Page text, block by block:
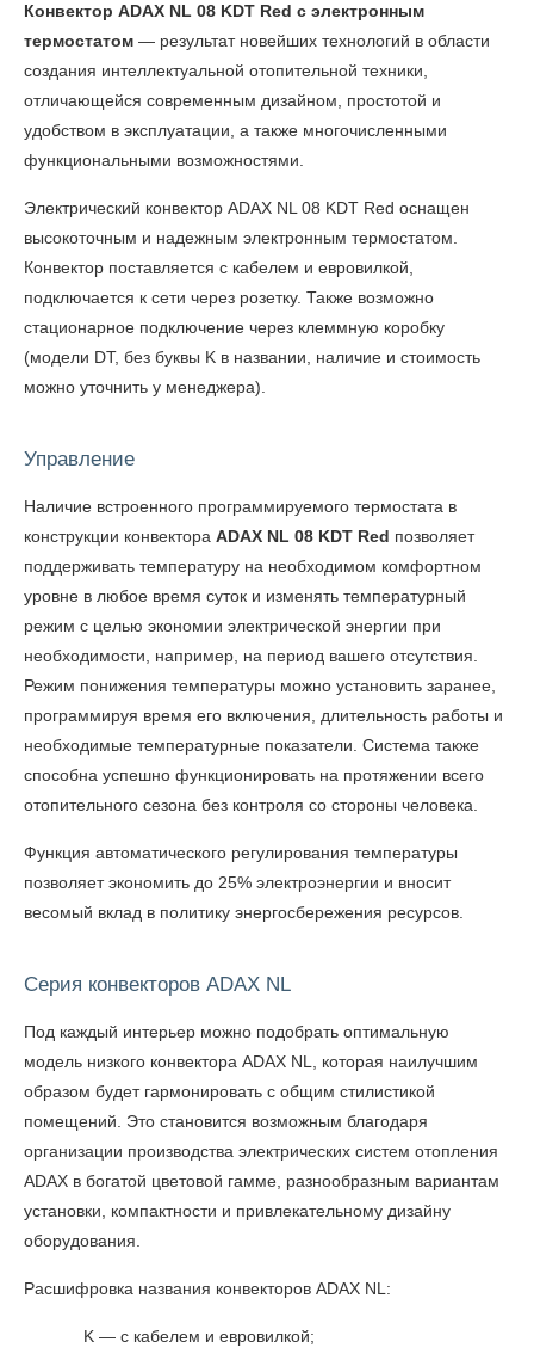
Конвектор ADAX NL 08 KDT Red с электронным
термостатом — результат новейших технологий в области
создания интеллектуальной отопительной техники,
отличающейся современным дизайном, простотой и
удобством в эксплуатации, а также многочисленными
функциональными возможностями.
Электрический конвектор ADAX NL 08 KDT Red оснащен
высокоточным и надежным электронным термостатом.
Конвектор поставляется с кабелем и евровилкой,
подключается к сети через розетку. Также возможно
стационарное подключение через клеммную коробку
(модели DT, без буквы K в названии, наличие и стоимость
можно уточнить у менеджера).
Управление
Наличие встроенного программируемого термостата в
конструкции конвектора ADAX NL 08 KDT Red позволяет
поддерживать температуру на необходимом комфортном
уровне в любое время суток и изменять температурный
режим с целью экономии электрической энергии при
необходимости, например, на период вашего отсутствия.
Режим понижения температуры можно установить заранее,
программируя время его включения, длительность работы и
необходимые температурные показатели. Система также
способна успешно функционировать на протяжении всего
отопительного сезона без контроля со стороны человека.
Функция автоматического регулирования температуры
позволяет экономить до 25% электроэнергии и вносит
весомый вклад в политику энергосбережения ресурсов.
Серия конвекторов ADAX NL
Под каждый интерьер можно подобрать оптимальную
модель низкого конвектора ADAX NL, которая наилучшим
образом будет гармонировать с общим стилистикой
помещений. Это становится возможным благодаря
организации производства электрических систем отопления
ADAX в богатой цветовой гамме, разнообразным вариантам
установки, компактности и привлекательному дизайну
оборудования.
Расшифровка названия конвекторов ADAX NL:
K — с кабелем и евровилкой;